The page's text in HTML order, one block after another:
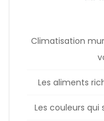
Climatisation
Les aliments
Les couleurs